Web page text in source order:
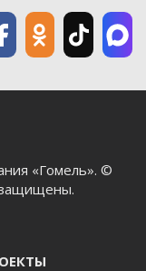
«Гомель». ©